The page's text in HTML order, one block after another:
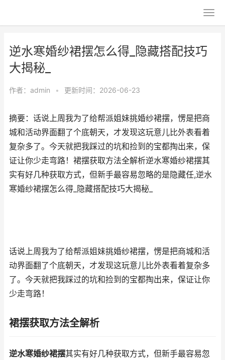
逆水寒婚纱裙摆怎么得_隐藏搭配技巧
大揭秘_
作者： admin • 更新时间：2026-06-23
摘要：话说上周我为了给帮派姐妹挑婚纱裙摆，愣是把商
城和活动界面翻了个底朝天，才发现这玩意儿比外表看着
复杂多了。今天就把我踩过的坑和捡到的宝都掏出来，保
证让你少走弯路！裙摆获取方法全解析逆水寒婚纱裙摆其
实有好几种获取方式，但新手最容易忽略的是隐藏任,逆水
寒婚纱裙摆怎么得_隐藏搭配技巧大揭秘_
话说上周我为了给帮派姐妹挑婚纱裙摆，愣是把商城和活
动界面翻了个底朝天，才发现这玩意儿比外表看着复杂多
了。今天就把我踩过的坑和捡到的宝都掏出来，保证让你
少走弯路！
裙摆获取方法全解析
逆水寒婚纱裙摆其实有好几种获取方式，但新手最容易忽